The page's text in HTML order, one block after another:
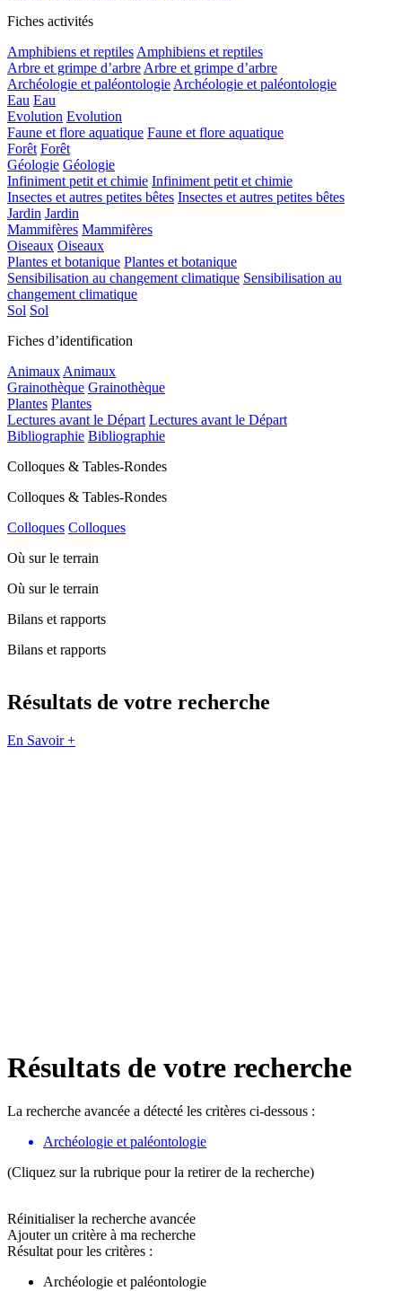
Fiches activités
Amphibiens et reptilesAmphibiens et reptiles
Arbre et grimpe d’arbreArbre et grimpe d’arbre
Archéologie et paléontologieArchéologie et paléontologie
Eau Eau
Evolution Evolution
Faune et flore aquatique Faune et flore aquatique
Forêt Forêt
Géologie Géologie
Infiniment petit et chimie Infiniment petit et chimie
Insectes et autres petites bêtes Insectes et autres petites bêtes
Jardin Jardin
Mammifères Mammifères
Oiseaux Oiseaux
Plantes et botanique Plantes et botanique
Sensibilisation au changement climatique Sensibilisation au
changement climatique
Sol Sol
Fiches d’identification
AnimauxAnimaux
Grainothèque Grainothèque
Plantes Plantes
Lectures avant le Départ Lectures avant le Départ
Bibliographie Bibliographie
Colloques & Tables-Rondes
Colloques & Tables-Rondes
Colloques Colloques
Où sur le terrain
Où sur le terrain
Bilans et rapports
Bilans et rapports
Résultats de votre recherche
En Savoir +
Résultats de votre recherche
La recherche avancée a détecté les critères ci-dessous :
Archéologie et paléontologie
(Cliquez sur la rubrique pour la retirer de la recherche)
Réinitialiser la recherche avancée
Ajouter un critère à ma recherche
Résultat pour les critères :
Archéologie et paléontologie